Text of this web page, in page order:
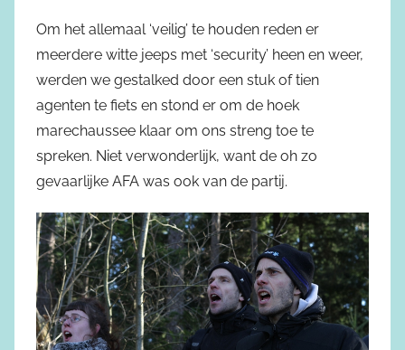
Om het allemaal ‘veilig’ te houden reden er
meerdere witte jeeps met ‘security’ heen en weer,
werden we gestalked door een stuk of tien
agenten te fiets en stond er om de hoek
marechaussee klaar om ons streng toe te
spreken. Niet verwonderlijk, want de oh zo
gevaarlijke AFA was ook van de partij.